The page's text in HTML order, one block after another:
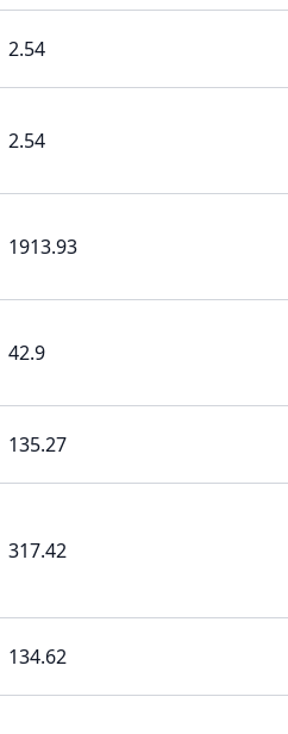
2.54
2.54
1913.93
42.9
135.27
317.42
134.62